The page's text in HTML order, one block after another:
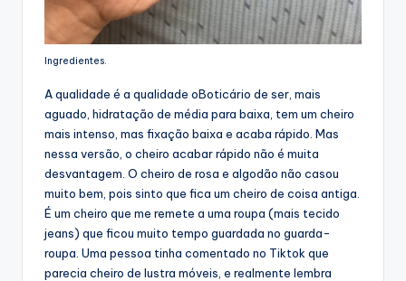
Ingredientes.
A qualidade é a qualidade oBoticário de ser, mais
aguado, hidratação de média para baixa, tem um cheiro
mais intenso, mas fixação baixa e acaba rápido. Mas
nessa versão, o cheiro acabar rápido não é muita
desvantagem. O cheiro de rosa e algodão não casou
muito bem, pois sinto que fica um cheiro de coisa antiga.
É um cheiro que me remete a uma roupa (mais tecido
jeans) que ficou muito tempo guardada no guarda-
roupa. Uma pessoa tinha comentado no Tiktok que
parecia cheiro de lustra móveis, e realmente lembra